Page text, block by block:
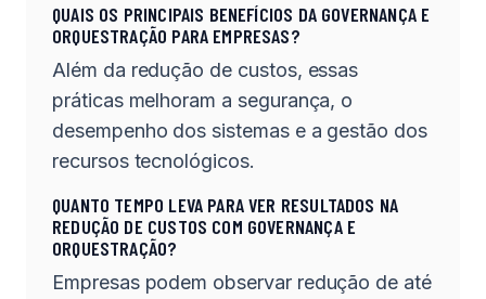
QUAIS OS PRINCIPAIS BENEFÍCIOS DA GOVERNANÇA E
ORQUESTRAÇÃO PARA EMPRESAS?
Além da redução de custos, essas
práticas melhoram a segurança, o
desempenho dos sistemas e a gestão dos
recursos tecnológicos.
QUANTO TEMPO LEVA PARA VER RESULTADOS NA
REDUÇÃO DE CUSTOS COM GOVERNANÇA E
ORQUESTRAÇÃO?
Empresas podem observar redução de até